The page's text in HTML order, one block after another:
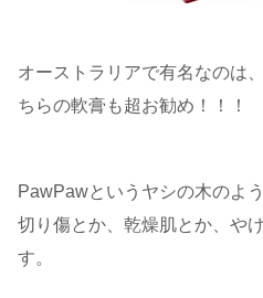
オーストラリアで有名なのは
ちらの軟膏も超お勧め！！！
PawPawというヤシの木のよ
切り傷とか、乾燥肌とか、や
す。